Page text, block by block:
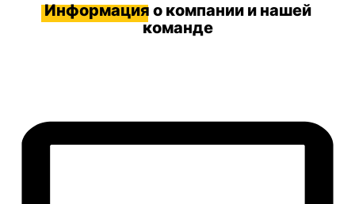
Информация о компании и нашей
команде